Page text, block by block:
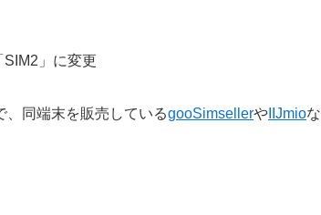
SIM2」に変更
、同端末を販売しているgooSimsellerや IIJmioな